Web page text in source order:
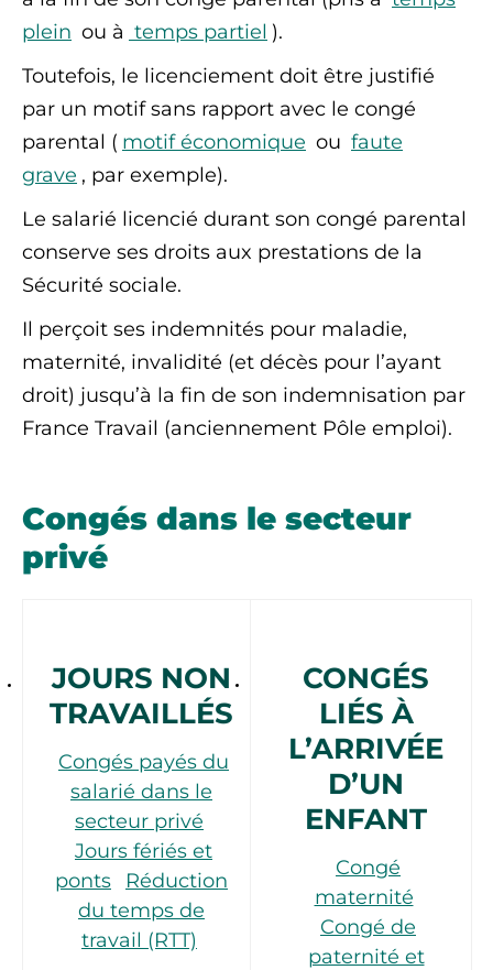
plein ou à temps partiel ).
Toutefois, le licenciement doit être justifié
par un motif sans rapport avec le congé
parental ( motif économique ou faute
grave , par exemple).
Le salarié licencié durant son congé parental
conserve ses droits aux prestations de la
Sécurité sociale.
Il perçoit ses indemnités pour maladie,
maternité, invalidité (et décès pour l’ayant
droit) jusqu’à la fin de son indemnisation par
France Travail (anciennement Pôle emploi).
Congés dans le secteur
privé
JOURS NON
TRAVAILLÉS
Congés payés du
salarié dans le
secteur privé
Jours fériés et
ponts
Réduction
du temps de
travail (RTT)
CONGÉS
LIÉS À
L’ARRIVÉE
D’UN
ENFANT
Congé
maternité
Congé de
paternité et